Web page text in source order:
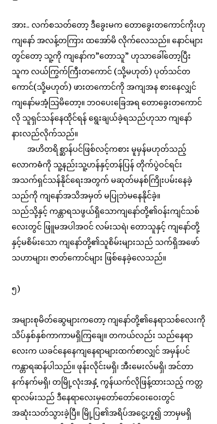
အား.. လက်စသတ်တော့ ဒီခွေးမက တောခွေးတကောင်ကိုးဟု
ကျနော် အလန့်တကြား ထအော်မိ လိုက်လေသည်။ နောင်များ
တွင်တော့ သူ့ကို ကျနော်က”တောသူ” ဟုသာခေါ်တော့ပြီး
သူက လယ်ကြွက်ကြီးတကောင် (သို့မဟုတ်) ပုတ်သင်တ
ကောင်(သို့မဟုတ်) ဖားတကောင်ကို အကျအန စားနေလျှင်
ကျနော်မအံ့သြမိတော့။ ဘဝပေးခြေအရ တောခွေးတကောင်
လို သူရှင်သန်နေထိုင်ရန် ရွေးချယ်ခဲ့ရသည်ဟုသာ ကျနော်
နားလည်လိုက်သည်။
အဟိတရိစ္ဆာန်ပင်ဖြစ်လင့်ကစား မူမှန်မဟုတ်သည့်
လောကဓံကို သူ့နည်းသူ့ဟန်နှင့်တန်ပြန် တိုက်ပွဲဝင်ရင်း
အသက်ရှင်သန်နိုင်ရေးအတွက် မဆုတ်မနစ်ကြိုးပမ်းနေခဲ့
သည်ကို ကျနော်အသိအမှတ် မပြုဘဲမနေနိုင်ခဲ့။
သည်သို့နှင့် ကန္တာရသဖွယ်ရှိသောကျနော်တို့၏ဝန်းကျင်သစ်
လေးတွင် ဖြူမအပါအဝင် လမ်းသရဲ၊ တောသူနှင့် ကျနော်တို့
နှင့်မစိမ်းသော ကျနော်တို့၏သူစိမ်းများသည် သက်ရှိအဖော်
သဟာများ၊ ဇာတ်ကောင်များ ဖြစ်နေခဲ့လေသည်။
၅)
အများစုမိတ်ဆွေများကတော့ ကျနော်တို့၏နေရာသစ်လေးကို
သိပ်နှစ်နှစ်ကာကာမရှိကြချေ။ တကယ်လည်း သည်နေရာ
လေးက ယခင်နေနေကျနေရာများထက်စာလျှင် အမှန်ပင်
ကန္တာရဆန်ပါသည်။ ဖုန်းလိုင်းမရှိ၊ အီးမေးလ်မရှိ၊ အင်တာ
နက်နက်မရှိ၊ တမြို့လုံးအနှံ့ ကွန်ယက်လိုဖြန့်ထားသည့် ကတ္တ
ရာလမ်းသည် ဒီနေရာလေးမှတော်တော်ဝေးဝေးတွင်
အဆုံးသတ်သွားခဲ့ပြီ။ မြို့ပြ၏အရိပ်အငွေ့ဟူ၍ ဘာမှမရှိ